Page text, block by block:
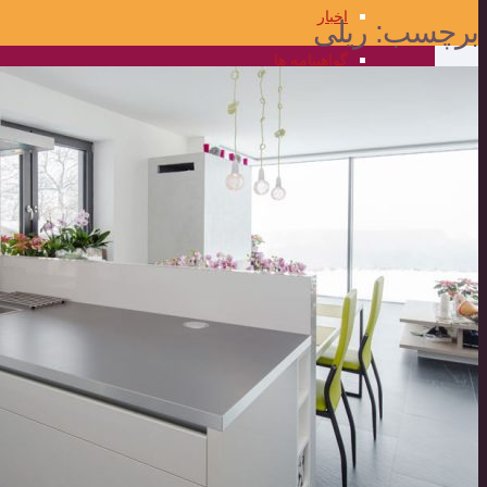
اخبار
گواهینامه ها
گالری تصاویر
علمی و کاربردی
مرکز علمی کاربردی المهدی
برنامه ریزی جامع و فناوری اطلاعات
واحد فناوری اطلاعات
برنامه ریزی جامع و اطلاعات مدیریت
تضمین کیفیت
محصولات
مناقصه و مزایده
برچسب: ریلی